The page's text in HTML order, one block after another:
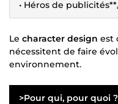
• Héros de
Le character design est
nécessitent de faire
environnement.
>Pour qui, pour quoi